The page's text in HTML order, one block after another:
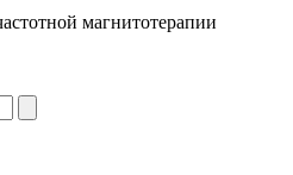
магнитотерапии